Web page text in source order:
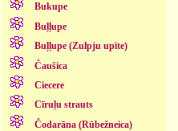
Bukupe
Buļļupe
Buļļupe (Zulpju upīte)
Čaušica
Ciecere
Cīruļu strauts
Čodarāna (Rūbežneica)